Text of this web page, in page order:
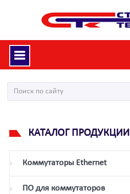
Toggle
navigation
КАТАЛОГ ПРОДУКЦИИ
Коммутаторы Ethernet
ПО для коммутаторов